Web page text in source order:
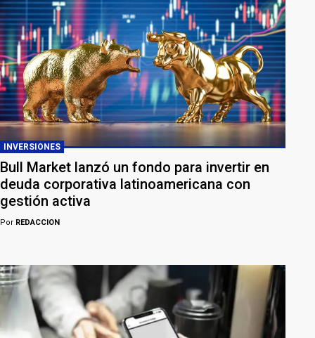
INVERSIONES
Bull Market lanzó un fondo para invertir en
deuda corporativa latinoamericana con
gestión activa
Por REDACCION